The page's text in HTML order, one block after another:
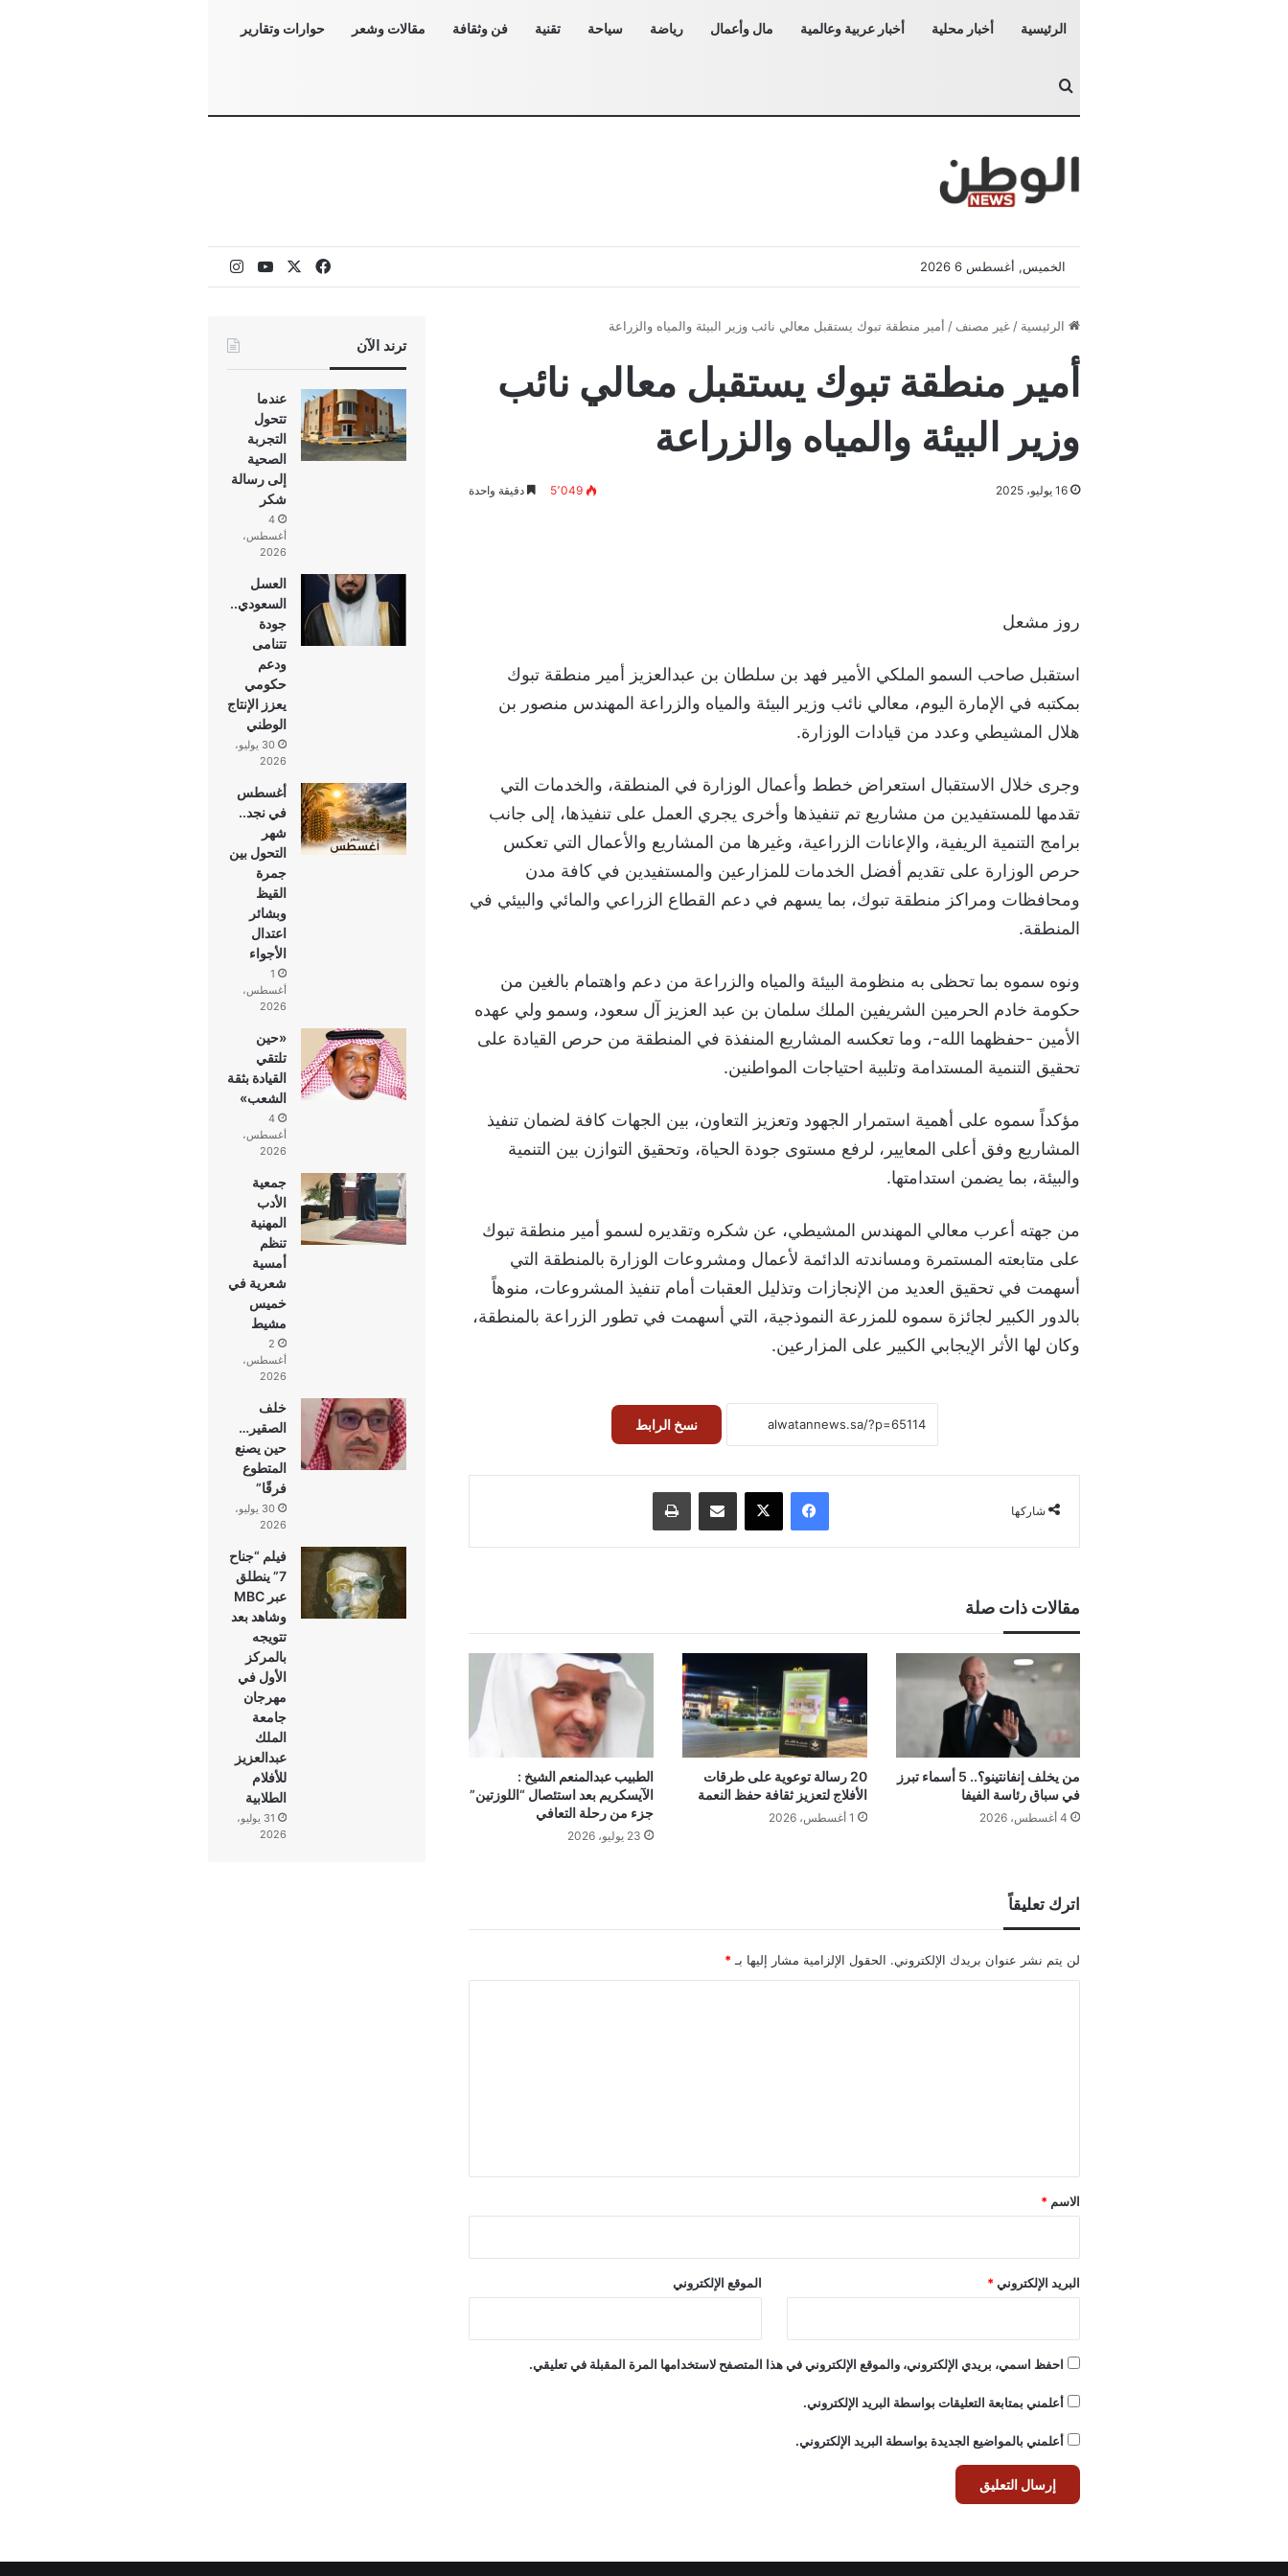
الرئيسية أخبار محلية أخبار عربية وعالمية مال وأعمال رياضة سياحة تقنية فن وثقافة مقالات وشعر حوارات وتقارير
بحث عن
الخميس, أغسطس 6 2026 فيسبوك ‫YouTubeانستقرام
الرئيسية / غير مصنف / أمير منطقة تبوك يستقبل معالي نائب وزير البيئة والمياه والزراعة
أمير منطقة تبوك يستقبل معالي نائب
وزير البيئة والمياه والزراعة
16 يوليو، 2025 5٬049 دقيقة واحدة
روز مشعل
استقبل صاحب السمو الملكي الأمير فهد بن سلطان بن عبدالعزيز أمير منطقة تبوك
بمكتبه في الإمارة اليوم، معالي نائب وزير البيئة والمياه والزراعة المهندس منصور بن
هلال المشيطي وعدد من قيادات الوزارة.
وجرى خلال الاستقبال استعراض خطط وأعمال الوزارة في المنطقة، والخدمات التي
تقدمها للمستفيدين من مشاريع تم تنفيذها وأخرى يجري العمل على تنفيذها، إلى جانب
برامج التنمية الريفية، والإعانات الزراعية، وغيرها من المشاريع والأعمال التي تعكس
حرص الوزارة على تقديم أفضل الخدمات للمزارعين والمستفيدين في كافة مدن
ومحافظات ومراكز منطقة تبوك، بما يسهم في دعم القطاع الزراعي والمائي والبيئي في
المنطقة.
ونوه سموه بما تحظى به منظومة البيئة والمياه والزراعة من دعم واهتمام بالغين من
حكومة خادم الحرمين الشريفين الملك سلمان بن عبد العزيز آل سعود، وسمو ولي عهده
الأمين -حفظهما الله-، وما تعكسه المشاريع المنفذة في المنطقة من حرص القيادة على
تحقيق التنمية المستدامة وتلبية احتياجات المواطنين.
مؤكداً سموه على أهمية استمرار الجهود وتعزيز التعاون، بين الجهات كافة لضمان تنفيذ
المشاريع وفق أعلى المعايير، لرفع مستوى جودة الحياة، وتحقيق التوازن بين التنمية
والبيئة، بما يضمن استدامتها.
من جهته أعرب معالي المهندس المشيطي، عن شكره وتقديره لسمو أمير منطقة تبوك
على متابعته المستمرة ومساندته الدائمة لأعمال ومشروعات الوزارة بالمنطقة التي
أسهمت في تحقيق العديد من الإنجازات وتذليل العقبات أمام تنفيذ المشروعات، منوهاً
بالدور الكبير لجائزة سموه للمزرعة النموذجية، التي أسهمت في تطور الزراعة بالمنطقة،
وكان لها الأثر الإيجابي الكبير على المزارعين.
نسخ الرابط
شاركها
فيسبوك ‫X مشاركة عبر البريد طباعة
مقالات ذات صلة
من يخلف إنفانتينو؟.. 5 أسماء تبرز
في سباق رئاسة الفيفا
4 أغسطس، 2026
20 رسالة توعوية على طرقات
الأفلاج لتعزيز ثقافة حفظ النعمة
1 أغسطس، 2026
الطبيب عبدالمنعم الشيخ :
الآيسكريم بعد استئصال “اللوزتين”
جزء من رحلة التعافي
23 يوليو، 2026
اترك تعليقاً
لن يتم نشر عنوان بريدك الإلكتروني. الحقول الإلزامية مشار إليها بـ *
*
الاسم *
البريد الإلكتروني* الموقع الإلكتروني
احفظ اسمي، بريدي الإلكتروني، والموقع الإلكتروني في هذا المتصفح لاستخدامها المرة المقبلة في تعليقي.
أعلمني بمتابعة التعليقات بواسطة البريد الإلكتروني.
أعلمني بالمواضيع الجديدة بواسطة البريد الإلكتروني.
ترند الآن
عندما
تتحول
التجربة
الصحية
إلى رسالة
شكر
4
أغسطس،
2026
العسل
السعودي..
جودة
تتنامى
ودعم
حكومي
يعزز الإنتاج
الوطني
30 يوليو،
2026
أغسطس
في نجد..
شهر
التحول بين
جمرة
القيظ
وبشائر
اعتدال
الأجواء
1
أغسطس،
2026
«حين
تلتقي
القيادة بثقة
الشعب»
4
أغسطس،
2026
جمعية
الأدب
المهنية
تنظم
أمسية
شعرية في
خميس
مشيط
2
أغسطس،
2026
خلف
الصقير…
حين يصنع
المتطوع
فرقًا”
30 يوليو،
2026
فيلم “جناح
7” ينطلق
عبر MBC
وشاهد بعد
تتويجه
بالمركز
الأول في
مهرجان
جامعة
الملك
عبدالعزيز
للأفلام
الطلابية
31 يوليو،
2026